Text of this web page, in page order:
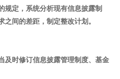
规定，系统分析现有信息披露制
之间的差距，制定整改计划。
及时修订信息披露管理制度、基金